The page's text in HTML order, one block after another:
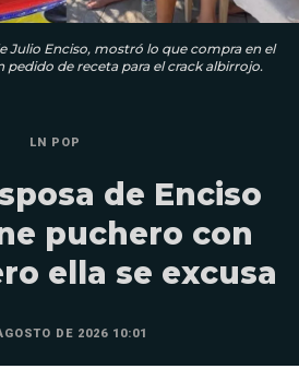
Julio Enciso, mostró lo que compra en el
de receta para el crack albirrojo.
LN POP
de Enciso
puchero con
ella se excusa
DE 2026 10:01